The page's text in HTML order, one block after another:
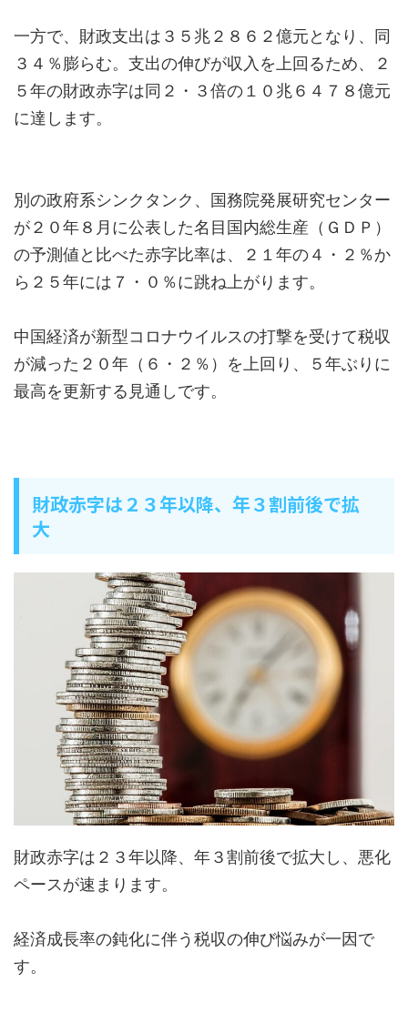
一方で、財政支出は３５兆２８６２億元となり、同
３４％膨らむ。支出の伸びが収入を上回るため、２
５年の財政赤字は同２・３倍の１０兆６４７８億元
に達します。
別の政府系シンクタンク、国務院発展研究センター
が２０年８月に公表した名目国内総生産（ＧＤＰ）
の予測値と比べた赤字比率は、２１年の４・２％か
ら２５年には７・０％に跳ね上がります。
中国経済が新型コロナウイルスの打撃を受けて税収
が減った２０年（６・２％）を上回り、５年ぶりに
最高を更新する見通しです。
財政赤字は２３年以降、年３割前後で拡
大
財政赤字は２３年以降、年３割前後で拡大し、悪化
ペースが速まります。
経済成長率の鈍化に伴う税収の伸び悩みが一因で
す。